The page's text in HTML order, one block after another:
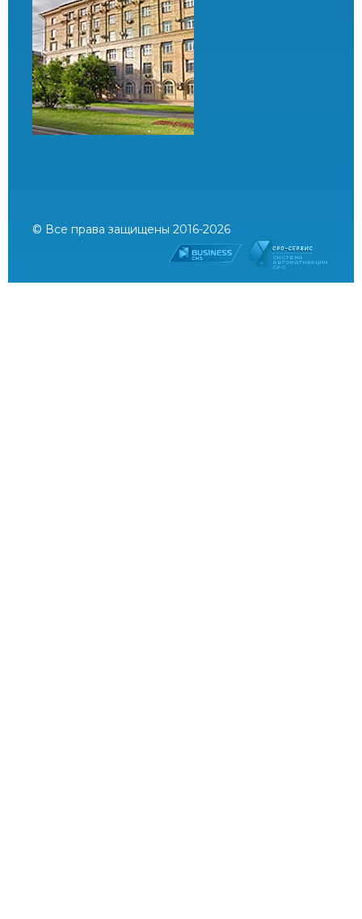
© Все права защищены 2016-2026